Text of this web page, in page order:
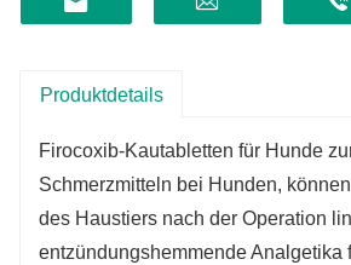
klinische Operationen bei
Produktdetails
Firocoxib-Kautabletten für Hunde
Schmerzmitteln bei Hunden,
des Haustiers nach der Operation
entzündungshemmende Analgetika